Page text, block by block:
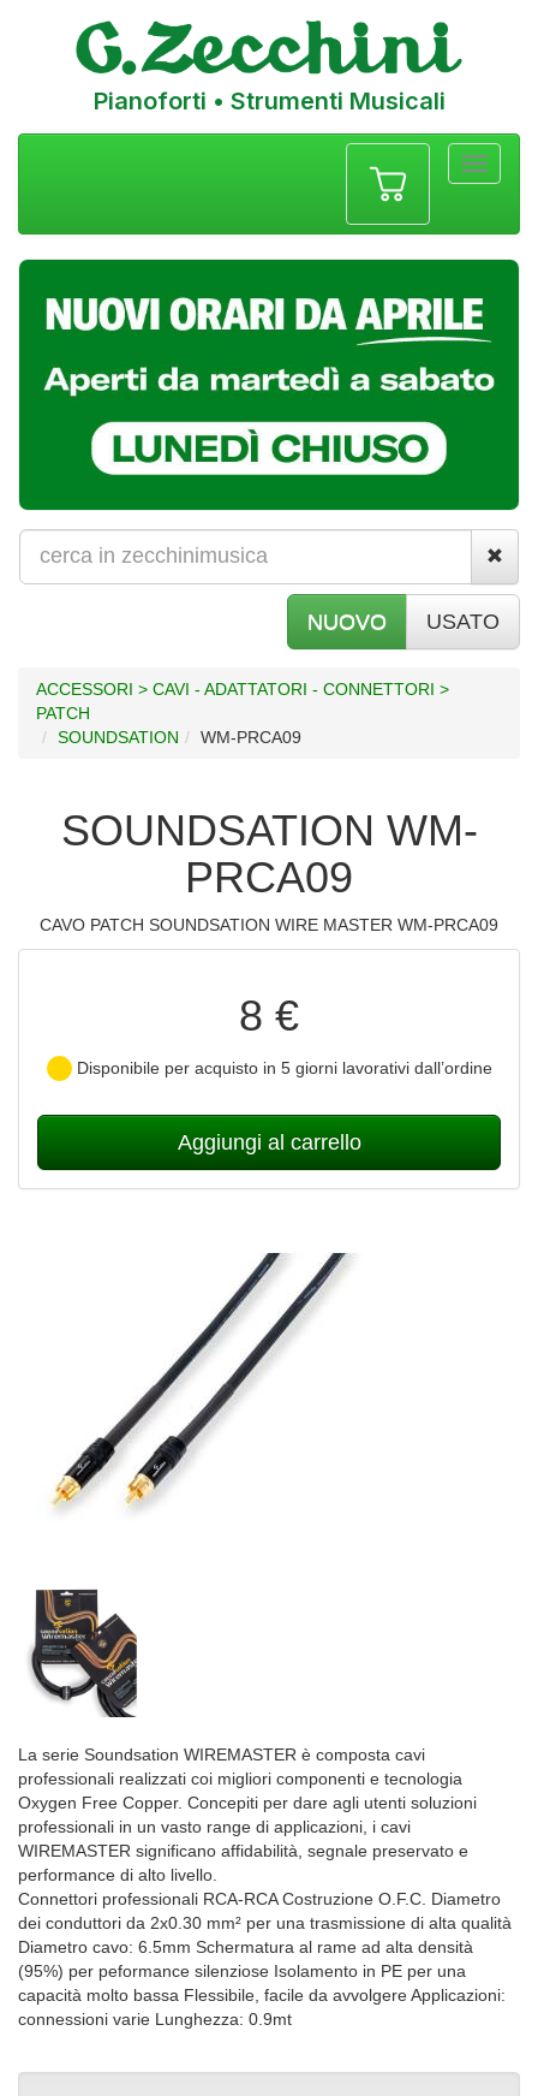
Pianoforti • Strumenti Musicali
NUOVO USATO
ACCESSORI > CAVI - ADATTATORI - CONNETTORI >
PATCH
SOUNDSATION
WM-PRCA09
SOUNDSATION WM-
PRCA09
CAVO PATCH SOUNDSATION WIRE MASTER WM-PRCA09
8 €
Disponibile per acquisto in 5 giorni lavorativi dall’ordine
Aggiungi al carrello
La serie Soundsation WIREMASTER è composta cavi
professionali realizzati coi migliori componenti e tecnologia
Oxygen Free Copper. Concepiti per dare agli utenti soluzioni
professionali in un vasto range di applicazioni, i cavi
WIREMASTER significano affidabilità, segnale preservato e
performance di alto livello.
Connettori professionali RCA-RCA Costruzione O.F.C. Diametro
dei conduttori da 2x0.30 mm² per una trasmissione di alta qualità
Diametro cavo: 6.5mm Schermatura al rame ad alta densità
(95%) per peformance silenziose Isolamento in PE per una
capacità molto bassa Flessibile, facile da avvolgere Applicazioni:
connessioni varie Lunghezza: 0.9mt